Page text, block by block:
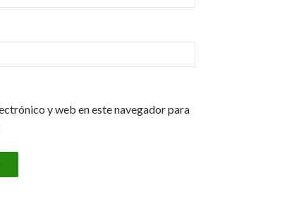
y web en este navegador para